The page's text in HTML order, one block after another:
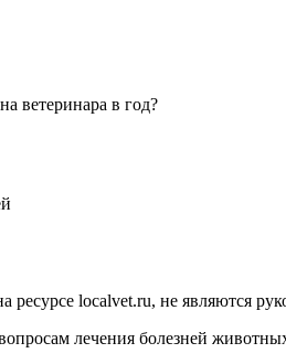
ветеринара в год?
ресурсе localvet.ru, не являются
лечения болезней